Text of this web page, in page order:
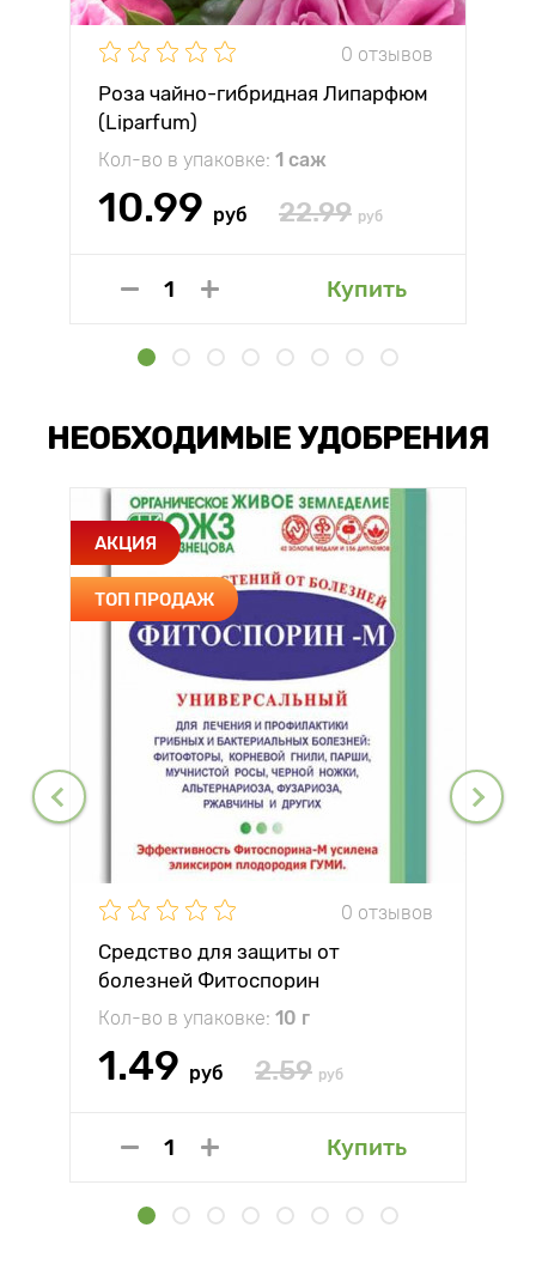
0 отзывов
Роза чайно-гибридная Липарфюм
(Liparfum)
Кол-во в упаковке: 1 саж
10.99 руб 22.99 руб
Купить
НЕОБХОДИМЫЕ УДОБРЕНИЯ
АКЦИЯ
ТОП ПРОДАЖ
0 отзывов
Средство для защиты от
болезней Фитоспорин
Кол-во в упаковке: 10 г
1.49 руб 2.59 руб
Купить